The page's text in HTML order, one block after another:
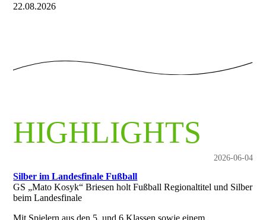
22.08.2026
HIGHLIGHTS
2026-06-04
Silber im Landesfinale Fußball
GS „Mato Kosyk“ Briesen holt Fußball Regionaltitel und Silber
beim Landesfinale